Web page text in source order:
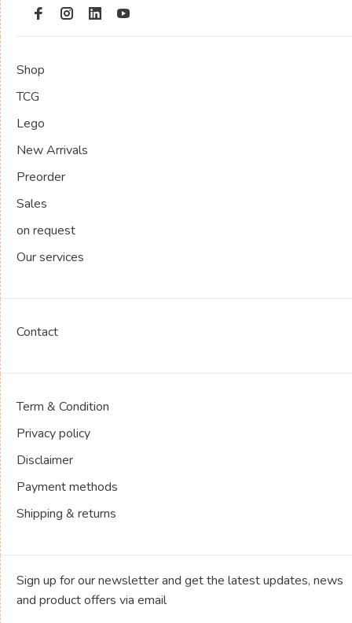
Shop
TCG
Lego
New Arrivals
Preorder
Sales
on request
Our services
Contact
Term & Condition
Privacy policy
Disclaimer
Payment methods
Shipping & returns
Sign up for our newsletter and get the latest updates, news
and product offers via email